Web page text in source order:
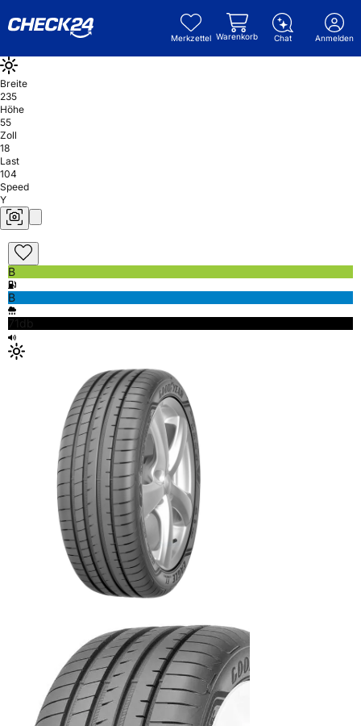
Merkzettel Warenkorb Chat Anmelden
Breite
235
Höhe
55
Zoll
18
Last
104
Speed
Y
B
B
71db